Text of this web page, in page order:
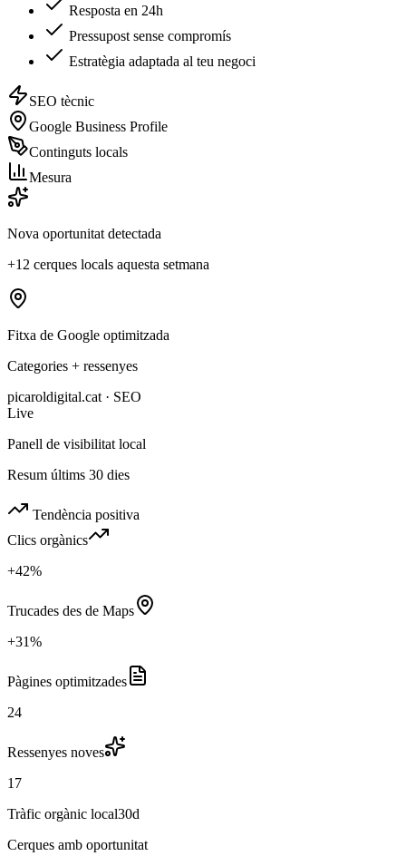
Resposta en 24h
Pressupost sense compromís
Estratègia adaptada al teu negoci
SEO tècnic
Google Business Profile
Continguts locals
Mesura
Nova oportunitat detectada
+12 cerques locals aquesta setmana
Fitxa de Google optimitzada
Categories + ressenyes
picaroldigital.cat · SEO
Live
Panell de visibilitat local
Resum últims 30 dies
Tendència positiva
Clics orgànics
+42%
Trucades des de Maps
+31%
Pàgines optimitzades
24
Ressenyes noves
17
Tràfic orgànic local30d
Cerques amb oportunitat